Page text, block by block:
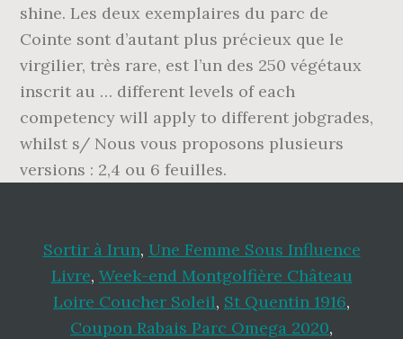
shine. Les deux exemplaires du parc de
Cointe sont d’autant plus précieux que le
virgilier, très rare, est l’un des 250 végétaux
inscrit au … different levels of each
competency will apply to different jobgrades,
whilst s/ Nous vous proposons plusieurs
versions : 2,4 ou 6 feuilles.
Sortir à Irun, Une Femme Sous Influence
Livre, Week-end Montgolfière Château
Loire Coucher Soleil, St Quentin 1916,
Coupon Rabais Parc Omega 2020,